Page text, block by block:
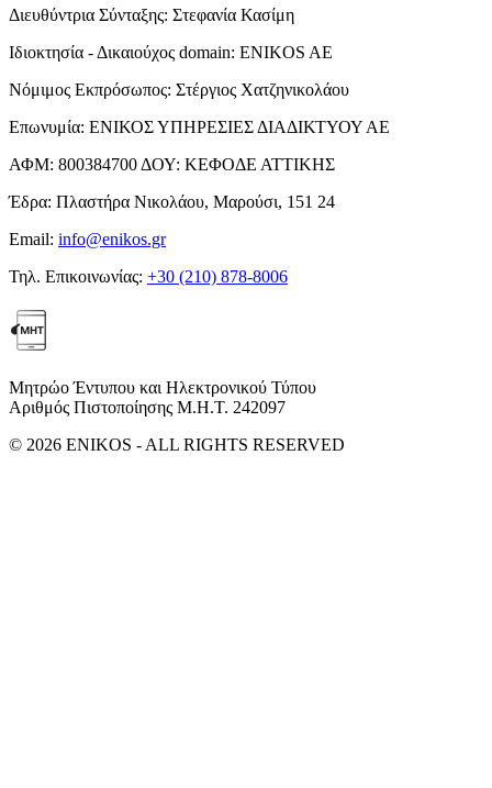
Διευθύντρια Σύνταξης: Στεφανία Κασίμη
Ιδιοκτησία - Δικαιούχος domain: ENIKOS AE
Νόμιμος Εκπρόσωπος: Στέργιος Χατζηνικολάου
Επωνυμία: ΕΝΙΚΟΣ ΥΠΗΡΕΣΙΕΣ ΔΙΑΔΙΚΤΥΟΥ ΑΕ
ΑΦΜ: 800384700 ΔΟΥ: ΚΕΦΟΔΕ ΑΤΤΙΚΗΣ
Έδρα: Πλαστήρα Νικολάου, Μαρούσι, 151 24
Email: info@enikos.gr
Τηλ. Επικοινωνίας: +30 (210) 878-8006
Μητρώο Έντυπου και Ηλεκτρονικού Τύπου
Αριθμός Πιστοποίησης Μ.Η.Τ. 242097
© 2026 ENIKOS - ALL RIGHTS RESERVED